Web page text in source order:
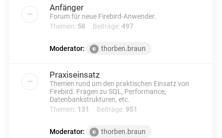
Anfänger
Forum für neue Firebird-Anwender.
Themen: 58 Beiträge: 497
Moderator: thorben.braun
Praxiseinsatz
Themen rund um den praktischen Einsatz von
Firebird. Fragen zu SQL, Performance,
Datenbankstrukturen, etc.
Themen: 131 Beiträge: 951
Moderator: thorben.braun